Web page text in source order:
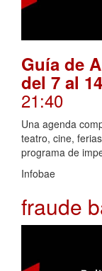
Guía de
del 7 al
21:40
Una agenda
teatro, cine,
programa de
Infobae
fraude